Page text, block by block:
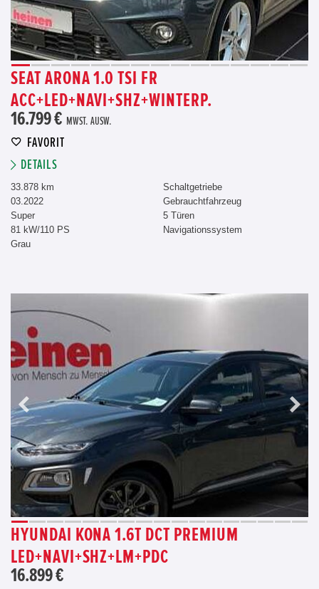
SEAT ARONA 1.0 TSI FR
ACC+LED+NAVI+SHZ+WINTERP.
16.799 € MWST. AUSW.
FAVORIT
DETAILS
33.878 km
03.2022
Super
81 kW/110 PS
Grau
Schaltgetriebe
Gebrauchtfahrzeug
5 Türen
Navigationssystem
HYUNDAI KONA 1.6T DCT PREMIUM
LED+NAVI+SHZ+LM+PDC
16.899 €